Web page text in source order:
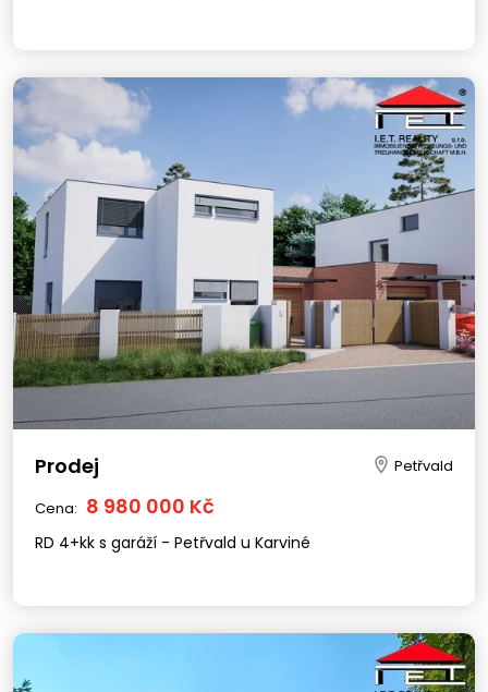
Prodej Petřvald
Cena: 8 980 000 Kč
RD 4+kk s garáží - Petřvald u Karviné